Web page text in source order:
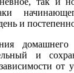
и
домашнего
и
от